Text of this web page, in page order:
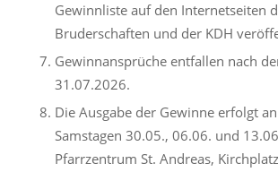
Gewinnliste auf den Internetseiten
Bruderschaften und der KDH
Gewinnansprüche entfallen nach
31.07.2026.
Die Ausgabe der Gewinne erfolgt
Samstagen 30.05., 06.06. und
Pfarrzentrum St. Andreas,